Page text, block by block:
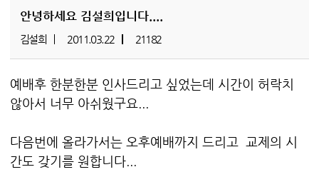
안녕하세요 김설희입니다....
김설희 2011.03.22 21182
예배후 한분한분 인사드리고 싶었는데 시간이 허락치
않아서 너무 아쉬웠구요...
다음번에 올라가서는 오후예배까지 드리고 교제의 시
간도 갖기를 원합니다...